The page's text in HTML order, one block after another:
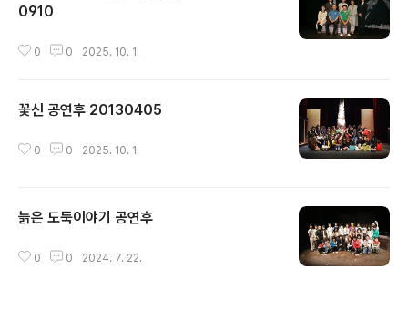
0910
0 0 2025. 10. 1.
꽃신 공연후 20130405
0 0 2025. 10. 1.
늙은 도둑이야기 공연후
0 0 2024. 7. 22.